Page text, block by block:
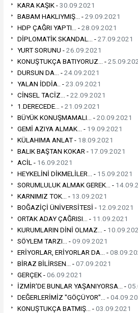
KARA KAŞIK -30.09.2021
BABAM HAKLIYMIŞ... -29.09.2021
HDP ÇAĞRI YAPTI... -28.09.2021
DİPLOMATİK SKANDAL... -27.09.2021
YURT SORUNU -26.09.2021
KONUŞTUKÇA BATIYORUZ... -
DURSUN DA... -24.09.2021
YALAN İDDİA.. -23.09.2021
CİNSEL TACİZ... -22.09.2021
1.DERECEDE... -21.09.2021
BÜYÜK KONUŞMAMALI... -20.09.2021
GEMİ AZIYA ALMAK... - 19.09.2021
KÜLAHIMA ANLAT - 18.09.2021
BALIK BAŞTAN KOKAR - 17.09.2021
ACİL - 16.09.2021
HEYKELİNİ DİKMELİLER... - 15.09.2021
SORUMLULUK ALMAK GEREK... -
KARNIMIZ TOK... - 13.09.2021
BOĞAZİÇİ ÜNİVERSİTESİ - 12.09.2021
ORTAK ADAY ÇAĞRISI... - 11.09.2021
KURUMLARIN DİNİ OLMAZ... -
SÖYLEM TARZI... -09.09.2021
ERİYORLAR, ERİYORLAR DA... -
BİRAZ BİLİRSEN... -07.09.2021
GERÇEK -06.09.2021
İZMİR'DE BUNLAR YAŞANIYORSA... -
DEĞERLERİMİZ "GÖÇÜYOR"... -
KONUŞTUKÇA BATMIŞ... -03.09.2021